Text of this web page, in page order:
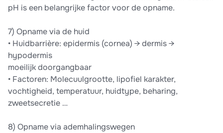
pH is een belangrijke factor voor de opname.
7) Opname via de huid
• Huidbarrière: epidermis (cornea) → dermis →
hypodermis
moeilijk doorgangbaar
• Factoren: Molecuulgrootte, lipofiel karakter,
vochtigheid, temperatuur, huidtype, beharing,
zweetsecretie …
8) Opname via ademhalingswegen